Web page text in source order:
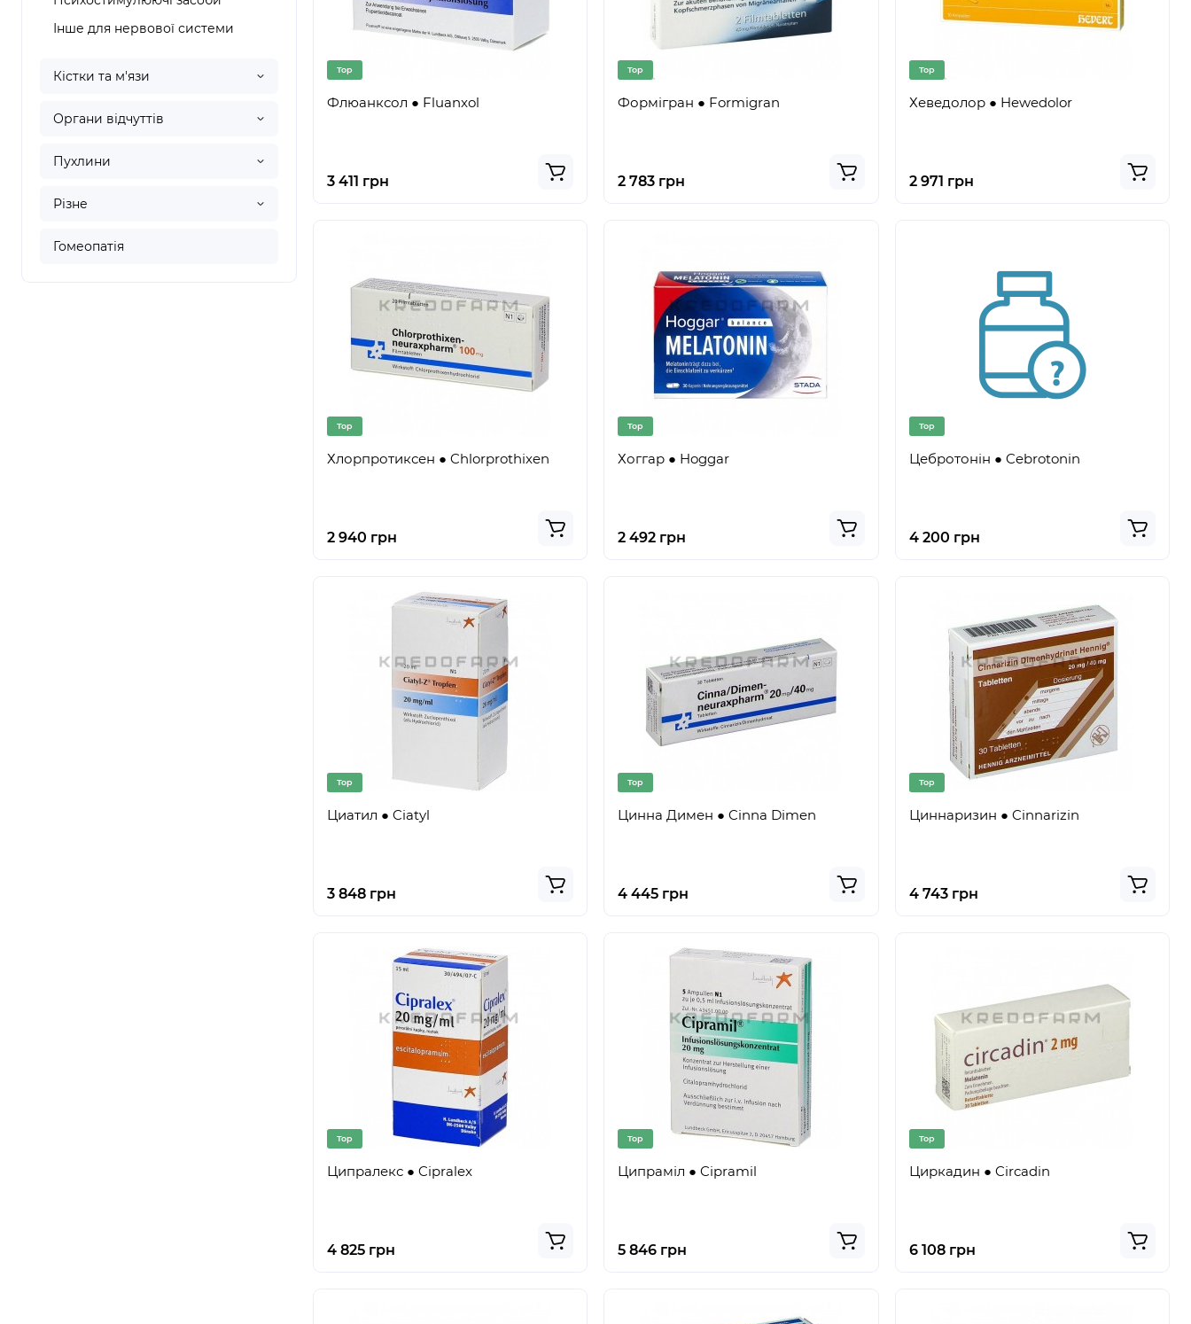
Інше для нервової системи
Кістки та м'язи
Органи відчуттів
Пухлини
Різне
Гомеопатія
Top
Флюанксол ● Fluanxol
3 411 грн
Top
Формігран ● Formigran
2 783 грн
Top
Хеведолор ● Hewedolor
2 971 грн
Top
Хлорпротиксен ● Chlorprothixen
2 940 грн
Top
Хоггар ● Hoggar
2 492 грн
Top
Цебротонін ● Cebrotonin
4 200 грн
Top
Циатил ● Ciatyl
3 848 грн
Top
Цинна Димен ● Cinna Dimen
4 445 грн
Top
Циннаризин ● Cinnarizin
4 743 грн
Top
Ципралекс ● Cipralex
4 825 грн
Top
Ципраміл ● Cipramil
5 846 грн
Top
Циркадин ● Circadin
6 108 грн